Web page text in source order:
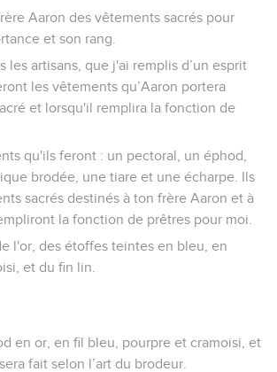
Aaron des vêtements sacrés pour
et son rang.
les artisans, que j'ai remplis d’un esprit
les vêtements qu’Aaron portera
et lorsqu'il remplira la fonction de
qu'ils feront : un pectoral, un éphod,
brodée, une tiare et une écharpe. Ils
sacrés destinés à ton frère Aaron et à
la fonction de prêtres pour moi.
l'or, des étoffes teintes en bleu, en
et du fin lin.
en or, en fil bleu, pourpre et cramoisi, et
fait selon l’art du brodeur.